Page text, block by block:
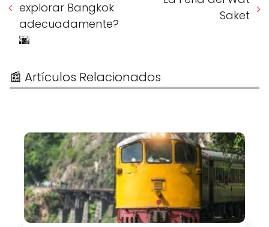
explorar Bangkok
adecuadamente?
🌆
Saket
📰 Artículos Relacionados